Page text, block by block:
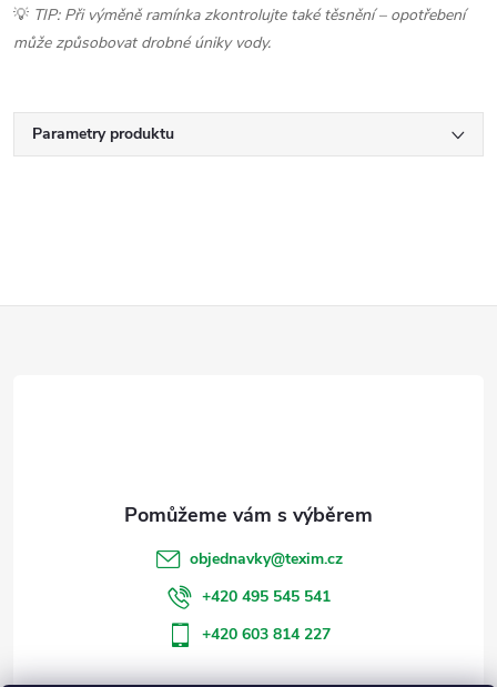
💡 TIP: Při výměně ramínka zkontrolujte také těsnění – opotřebení
může způsobovat drobné úniky vody.
Parametry produktu
objednavky@texim.cz
+420 495 545 541
+420 603 814 227